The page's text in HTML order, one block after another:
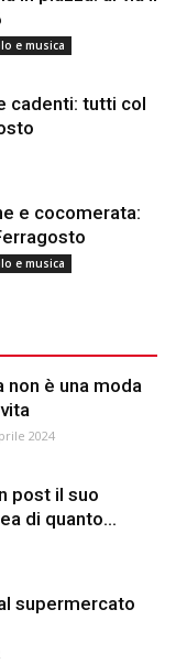
e musica
cadenti: tutti col
e cocomerata:
e musica
è una moda
2024
post il suo
di quanto...
supermercato